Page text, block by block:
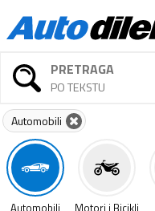
PRETRAGA
PO TEKSTU
Automobili